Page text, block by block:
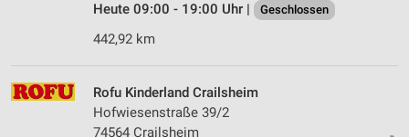
Heute 09:00 - 19:00 Uhr |
Geschlossen
442,92 km
Rofu Kinderland Crailsheim
Hofwiesenstraße 39/2
74564 Crailsheim